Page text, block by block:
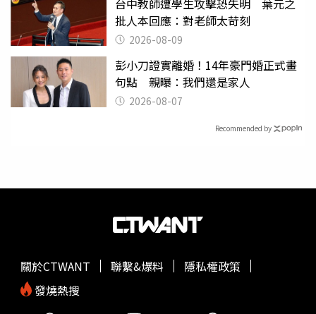
台中教師遭學生攻擊恐失明 葉元之
批人本回應：對老師太苛刻
2026-08-09
彭小刀證實離婚！14年豪門婚正式畫
句點 親曝：我們還是家人
2026-08-07
Recommended by
關於CTWANT 聯繫&爆料
隱私權政策
發燒熱搜